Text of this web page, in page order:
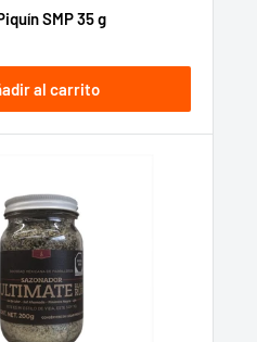
SMP 35 g
al carrito